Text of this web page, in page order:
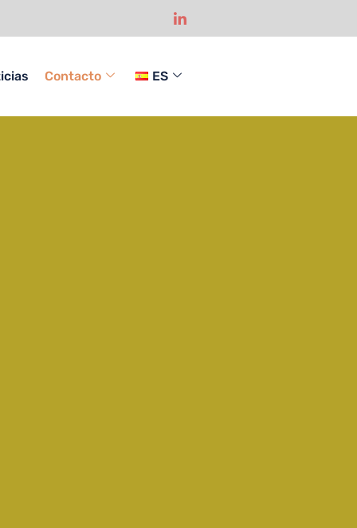
Contacto ES